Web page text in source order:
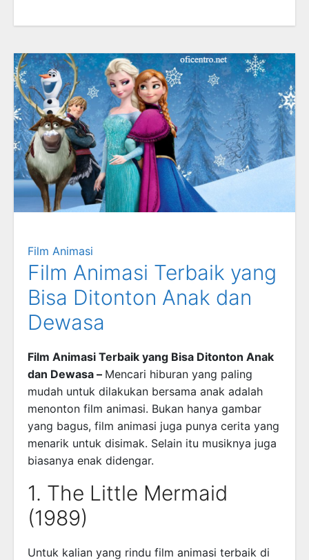
Film Animasi
Film Animasi Terbaik yang
Bisa Ditonton Anak dan
Dewasa
Film Animasi Terbaik yang Bisa Ditonton Anak
dan Dewasa – Mencari hiburan yang paling
mudah untuk dilakukan bersama anak adalah
menonton film animasi. Bukan hanya gambar
yang bagus, film animasi juga punya cerita yang
menarik untuk disimak. Selain itu musiknya juga
biasanya enak didengar.
1. The Little Mermaid
(1989)
Untuk kalian yang rindu film animasi terbaik di